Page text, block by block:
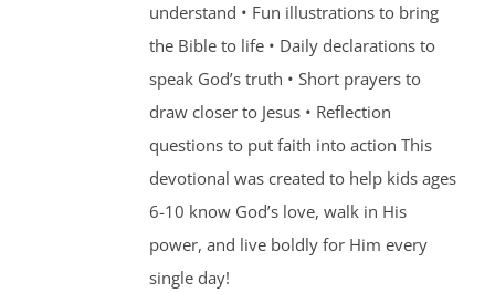
understand • Fun illustrations to bring
the Bible to life • Daily declarations to
speak God’s truth • Short prayers to
draw closer to Jesus • Reflection
questions to put faith into action This
devotional was created to help kids ages
6-10 know God’s love, walk in His
power, and live boldly for Him every
single day!